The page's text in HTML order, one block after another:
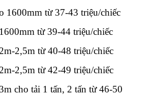
1600mm từ 37-43 triệu/chiếc
từ 39-44 triệu/chiếc
2,5m từ 40-48 triệu/chiếc
2,5m từ 42-49 triệu/chiếc
cho tải 1 tấn, 2 tấn từ 46-50